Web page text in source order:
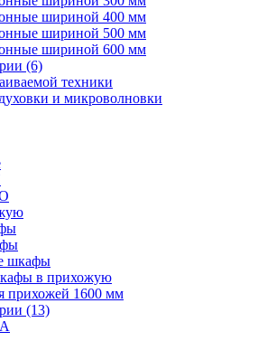
шириной 400 мм
шириной 500 мм
шириной 600 мм
(6)
техники
и микроволновки
шкафы
в прихожую
прихожей 1600 мм
(13)